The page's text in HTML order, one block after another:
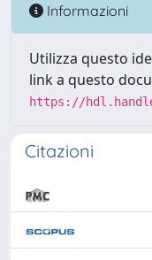
Informazioni
Utilizza questo
link a questo
https://
Citazioni